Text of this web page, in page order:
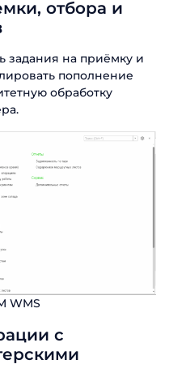
отбора и
задания на приёмку и
пополнение
обработку
WMS
с